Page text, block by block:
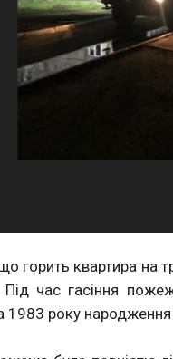
горить квартира
час гасіння
1983 року